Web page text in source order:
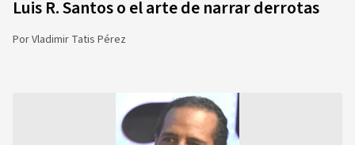
Luis R. Santos o el arte de narrar derrotas
PorVladimir Tatis Pérez